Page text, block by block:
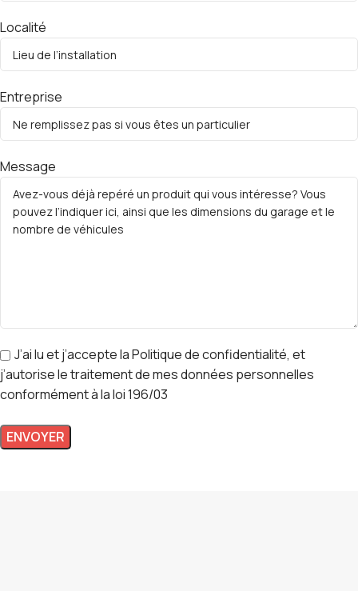
Localité
Entreprise
Message
J’ai lu et j’accepte la Politique de confidentialité, et
j’autorise le traitement de mes données personnelles
conformément à la loi 196/03